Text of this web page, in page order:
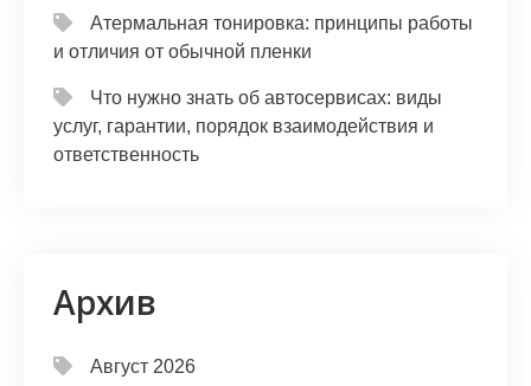
Атермальная тонировка: принципы работы
и отличия от обычной пленки
Что нужно знать об автосервисах: виды
услуг, гарантии, порядок взаимодействия и
ответственность
Архив
Август 2026